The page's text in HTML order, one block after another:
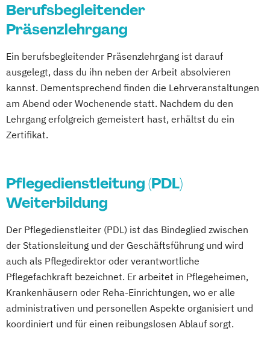
Fachwirt Pflegedienstleitung in der
Gerontopsychiatrische Fachkraft
Handlungskompetenzen in der
Gerontopsychiatrie
Heim- und Enrichtungsleiter
Hygienebeauftragter
Manager der Pflege
Palliative-Care-Assistent
Pflegeberatung in Pflegestationen
Pflegedienstleiter Praxisanleiter
Qualitätsmanagementbeauftragter in der
Pflege
Vertiefung und Wiederholung für
Pflegedienstleitung
Vertiefung und Wiederholung für
Wohnbereichsleitung
Berufsbegleitender
Präsenzlehrgang
Ein berufsbegleitender Präsenzlehrgang ist darauf
ausgelegt, dass du ihn neben der Arbeit absolvieren
kannst. Dementsprechend finden die Lehrveranstaltungen
am Abend oder Wochenende statt. Nachdem du den
Lehrgang erfolgreich gemeistert hast, erhältst du ein
Zertifikat.
Pflegedienstleitung (PDL)
Weiterbildung
Der Pflegedienstleiter (PDL) ist das Bindeglied zwischen
der Stationsleitung und der Geschäftsführung und wird
auch als Pflegedirektor oder verantwortliche
Pflegefachkraft bezeichnet. Er arbeitet in Pflegeheimen,
Krankenhäusern oder Reha-Einrichtungen, wo er alle
administrativen und personellen Aspekte organisiert und
koordiniert und für einen reibungslosen Ablauf sorgt.